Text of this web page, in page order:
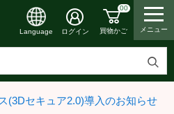
検
す
Language ログイン
00
買物かご メニュー
(3Dセキュア2.0)導入のお知らせ